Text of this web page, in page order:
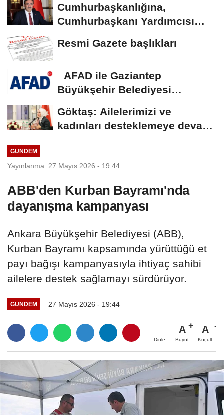
Cumhurbaşkanlığına,
Cumhurbaşkanı Yardımcısı
Resmi Gazete başlıkları
AFAD ile Gaziantep
Büyükşehir Belediyesi
Göktaş: Ailelerimizi ve
kadınları desteklemeye devam
GÜNDEM
Yayınlanma: 27 Mayıs 2026 - 19:44
ABB'den Kurban Bayramı'nda
dayanışma kampanyası
Ankara Büyükşehir Belediyesi (ABB),
Kurban Bayramı kapsamında yürüttüğü et
payı bağışı kampanyasıyla ihtiyaç sahibi
ailelere destek sağlamayı sürdürüyor.
GÜNDEM 27 Mayıs 2026 - 19:44
Dinle
A
Büyüt
A
Küçült